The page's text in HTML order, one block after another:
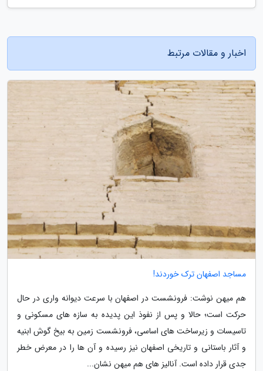
اخبار و مقالات مرتبط
مساجد اصفهان ترک خوردند!
هم میهن نوشت: فرونشست در اصفهان با سرعت دیوانه واری در حال
حرکت است؛ حالا و پس از نفوذ این پدیده به سازه های مسکونی و
تاسیسات و زیرساخت های اساسی، فرونشست زمین به بیخ گوش ابنیه
و آثار باستانی و تاریخی اصفهان نیز رسیده و آن ها را در معرض خطر
جدی قرار داده است. آنالیز های هم میهن نشان...